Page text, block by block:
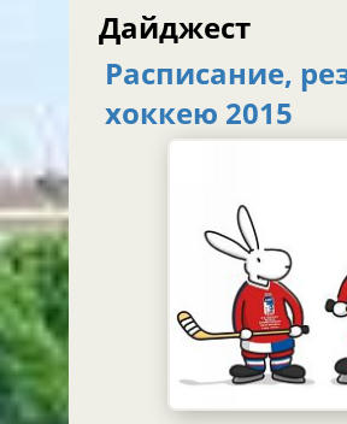
Дайджест
Расписание,
хоккею 2015